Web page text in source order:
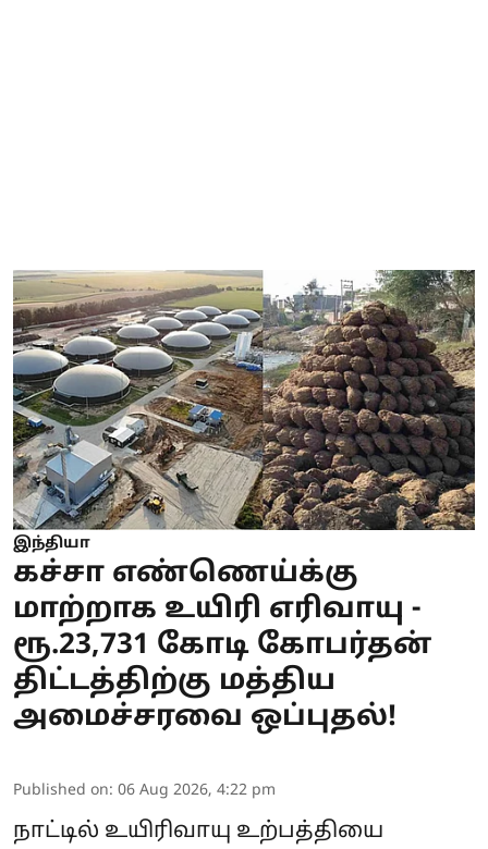
இந்தியா
கச்சா எண்ணெய்க்கு
மாற்றாக உயிரி எரிவாயு -
ரூ.23,731 கோடி கோபர்தன்
திட்டத்திற்கு மத்திய
அமைச்சரவை ஒப்புதல்!
Published on: 06 Aug 2026, 4:22 pm
நாட்டில் உயிரிவாயு உற்பத்தியை